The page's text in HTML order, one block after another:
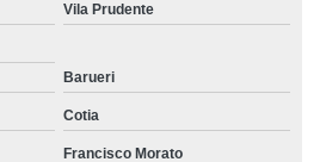
Vila Prudente
Barueri
Cotia
Francisco Morato